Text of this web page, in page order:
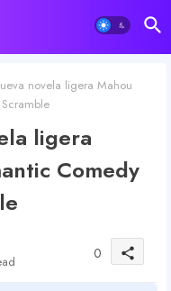
novela ligera Mahou
ligera
Comedy
0 share